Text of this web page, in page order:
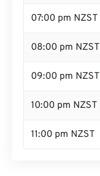
07:00 pm NZST
08:00 pm NZST
09:00 pm NZST
10:00 pm NZST
11:00 pm NZST